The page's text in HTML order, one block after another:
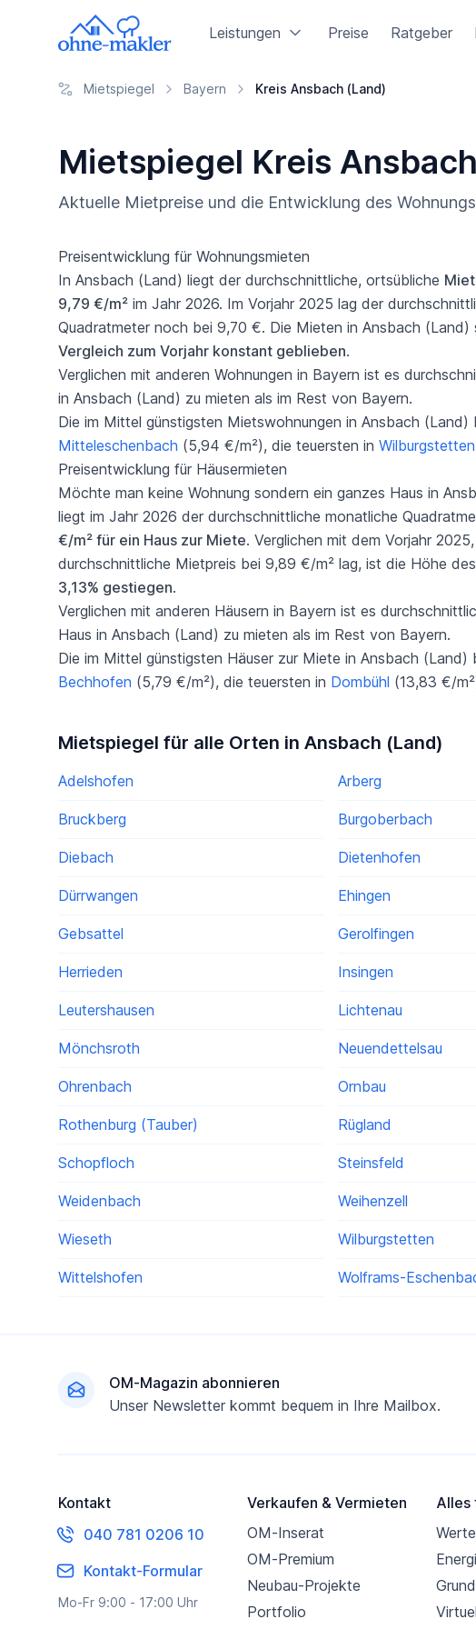
Leistungen Preise Ratgeber
Mietspiegel Bayern Kreis Ansbach (Land)
Mietspiegel Kreis
Aktuelle Mietpreise und die Entwicklung des
Preisentwicklung für Wohnungsmieten
In Ansbach (Land) liegt der durchschnittliche, ortsübliche
9,79 €/m² im Jahr 2026. Im Vorjahr 2025 lag der
Quadratmeter noch bei 9,70 €. Die Mieten in Ansbach (Land)
Vergleich zum Vorjahr konstant geblieben.
Verglichen mit anderen Wohnungen in Bayern ist es
in Ansbach (Land) zu mieten als im Rest von Bayern.
Die im Mittel günstigsten Mietswohnungen in Ansbach (Land)
Mitteleschenbach (5,94 €/m²), die teuersten in Wilburgstetten
Preisentwicklung für Häusermieten
Möchte man keine Wohnung sondern ein ganzes Haus in
liegt im Jahr 2026 der durchschnittliche monatliche
€/m² für ein Haus zur Miete. Verglichen mit dem Vorjahr
durchschnittliche Mietpreis bei 9,89 €/m² lag, ist die Höhe
3,13% gestiegen.
Verglichen mit anderen Häusern in Bayern ist es
Haus in Ansbach (Land) zu mieten als im Rest von Bayern.
Die im Mittel günstigsten Häuser zur Miete in Ansbach (Land)
Bechhofen (5,79 €/m²), die teuersten in Dombühl (13,83 €/
Mietspiegel für alle Orten in Ansbach (Land)
Adelshofen Arberg
Bruckberg Burgoberbach
Diebach Dietenhofen
Dürrwangen Ehingen
Gebsattel Gerolfingen
Herrieden Insingen
Leutershausen Lichtenau
Mönchsroth Neuendettelsau
Ohrenbach Ornbau
Rothenburg (Tauber) Rügland
Schopfloch Steinsfeld
Weidenbach Weihenzell
Wieseth Wilburgstetten
Wittelshofen Wolframs-
OM-Magazin abonnieren
Unser Newsletter kommt bequem in Ihre Mailbox.
Kontakt
040 781 0206 10
Kontakt-Formular
Mo-Fr 9:00 - 17:00 Uhr
Verkaufen & Vermieten
OM-Inserat
OM-Premium
Neubau-Projekte
Portfolio
Alles